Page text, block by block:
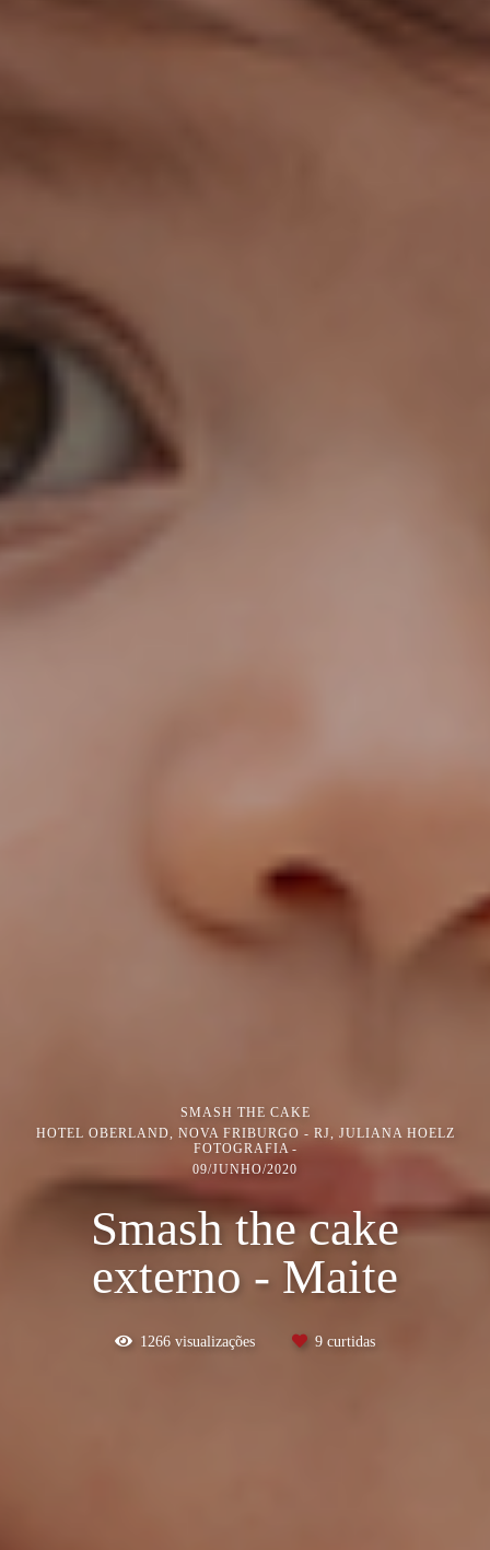
SMASH THE CAKE
HOTEL OBERLAND, NOVA FRIBURGO - RJ, JULIANA HOELZ
FOTOGRAFIA
09/JUNHO/2020
Smash the cake
externo - Maite
1266 visualizações 9 curtidas